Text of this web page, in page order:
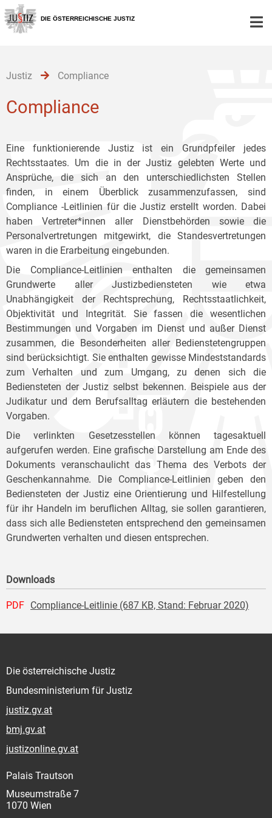
Zur
Hauptnavigation
[1]
Zum
Inhalt
[2]
Zum
Untermenü
[3]
DIE ÖSTERREICHISCHE JUSTIZ
Justiz Compliance
Compliance
Eine funktionierende Justiz ist ein Grundpfeiler jedes
Rechtsstaates. Um die in der Justiz gelebten Werte und
Ansprüche, die sich an den unterschiedlichsten Stellen
finden, in einem Überblick zusammenzufassen, sind
Compliance -Leitlinien für die Justiz erstellt worden. Dabei
haben Vertreter*innen aller Dienstbehörden sowie die
Personalvertretungen mitgewirkt, die Standesvertretungen
waren in die Erarbeitung eingebunden.
Die Compliance-Leitlinien enthalten die gemeinsamen
Grundwerte aller Justizbediensteten wie etwa
Unabhängigkeit der Rechtsprechung, Rechtsstaatlichkeit,
Objektivität und Integrität. Sie fassen die wesentlichen
Bestimmungen und Vorgaben im Dienst und außer Dienst
zusammen, die Besonderheiten aller Bedienstetengruppen
sind berücksichtigt. Sie enthalten gewisse Mindeststandards
zum Verhalten und zum Umgang, zu denen sich die
Bediensteten der Justiz selbst bekennen. Beispiele aus der
Judikatur und dem Berufsalltag erläutern die bestehenden
Vorgaben.
Die verlinkten Gesetzesstellen können tagesaktuell
aufgerufen werden. Eine grafische Darstellung am Ende des
Dokuments veranschaulicht das Thema des Verbots der
Geschenkannahme. Die Compliance-Leitlinien geben den
Bediensteten der Justiz eine Orientierung und Hilfestellung
für ihr Handeln im beruflichen Alltag, sie sollen garantieren,
dass sich alle Bediensteten entsprechend den gemeinsamen
Grundwerten verhalten und diesen entsprechen.
Downloads
PDF Compliance-Leitlinie (687 KB, Stand: Februar 2020)
Die österreichische Justiz
Bundesministerium für Justiz
justiz.gv.at
bmj.gv.at
justizonline.gv.at
Palais Trautson
Museumstraße 7
1070 Wien